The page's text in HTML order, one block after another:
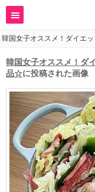
韓国女子オススメ！ダイエ
韓国女子オススメ！ダ
品☆に投稿された画像